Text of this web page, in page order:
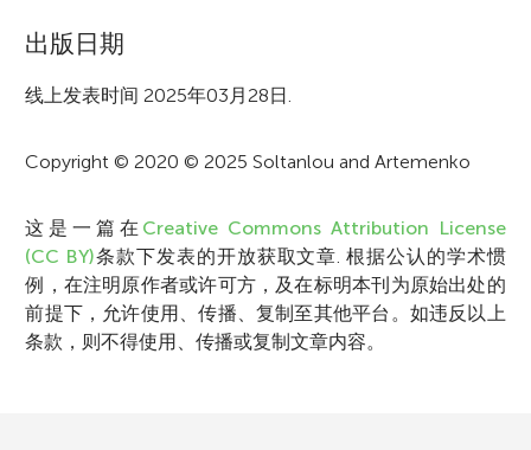
t
i
n
出版日期
线上发表时间 2025年03月28日.
Copyright © 2020 © 2025 Soltanlou and Artemenko
这是一篇在 Creative Commons Attribution License
(CC BY)条款下发表的开放获取文章. 根据公认的学术惯
例，在注明原作者或许可方，及在标明本刊为原始出处的
前提下，允许使用、传播、复制至其他平台。如违反以上
条款，则不得使用、传播或复制文章内容。